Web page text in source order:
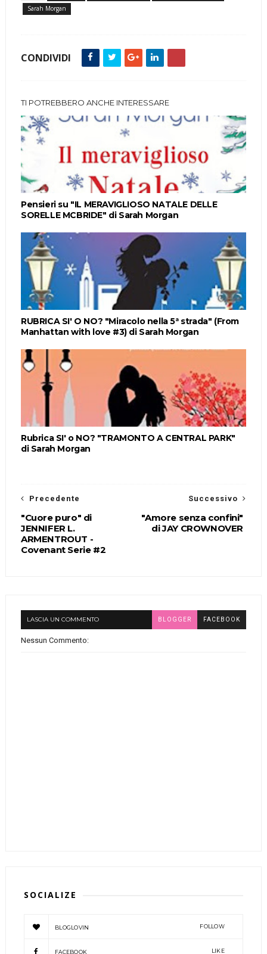
Sarah Morgan
CONDIVIDI
TI POTREBBERO ANCHE INTERESSARE
Pensieri su "IL MERAVIGLIOSO NATALE DELLE
SORELLE MCBRIDE" di Sarah Morgan
RUBRICA SI' O NO? "Miracolo nella 5ª strada" (From
Manhattan with love #3) di Sarah Morgan
Rubrica SI' o NO? "TRAMONTO A CENTRAL PARK"
di Sarah Morgan
Successivo
"Amore senza confini"
di JAY CROWNOVER
Precedente
"Cuore puro" di
JENNIFER L.
ARMENTROUT -
Covenant Serie #2
LASCIA UN COMMENTO BLOGGER FACEBOOK
Nessun Commento:
SOCIALIZE
BLOGLOVIN FOLLOW
FACEBOOK LIKE